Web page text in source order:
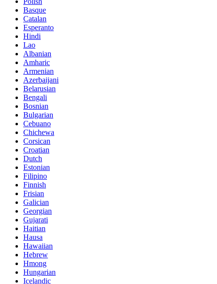
Basque
Catalan
Esperanto
Hindi
Lao
Albanian
Amharic
Armenian
Azerbaijani
Belarusian
Bengali
Bosnian
Bulgarian
Cebuano
Chichewa
Corsican
Croatian
Dutch
Estonian
Filipino
Finnish
Frisian
Galician
Georgian
Gujarati
Haitian
Hausa
Hawaiian
Hebrew
Hmong
Hungarian
Icelandic